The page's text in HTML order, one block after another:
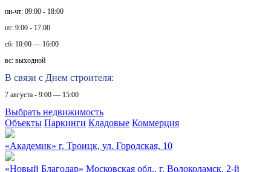
пн-чт: 09:00 - 18:00
пт: 9:00 - 17:00
сб: 10:00 — 16:00
вс: выходной
В связи с Днем строителя:
7 августа - 9:00 — 15:00
Выбрать недвижимость
Объекты Паркинги Кладовые Коммерция
«Академик» г. Троицк, ул. Городская, 10
«Новый Благодар» Московская обл., г. Волоколамск, 2-й